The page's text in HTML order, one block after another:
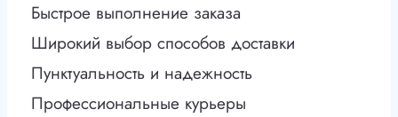
Быстрое выполнение заказа
Широкий выбор способов доставки
Пунктуальность и надежность
Профессиональные курьеры